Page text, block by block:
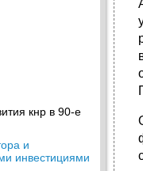
кнр в 90-е
и
инвестициями